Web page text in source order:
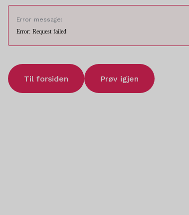
Error message:
Error: Request failed
Til forsiden Prøv igjen